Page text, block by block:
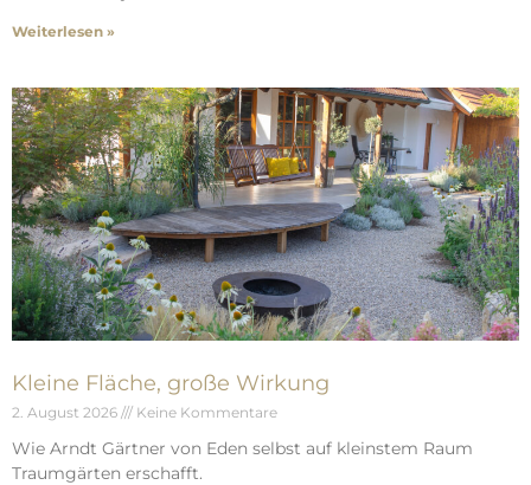
Weiterlesen »
Kleine Fläche, große Wirkung
2. August 2026 Keine Kommentare
Wie Arndt Gärtner von Eden selbst auf kleinstem Raum
Traumgärten erschafft.